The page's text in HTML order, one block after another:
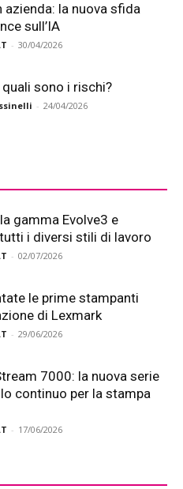
azienda: la nuova sfida
sull’IA
- 30/04/2026
quali sono i rischi?
- 24/04/2026
gamma Evolve3 e
i diversi stili di lavoro
- 02/07/2026
le prime stampanti
di Lexmark
- 29/06/2026
7000: la nuova serie
continuo per la stampa
- 17/06/2026